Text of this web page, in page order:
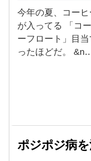
今年の夏、コー
が入ってる 「コ
ーフロート」目
ったほどだ。
ポジポジ病